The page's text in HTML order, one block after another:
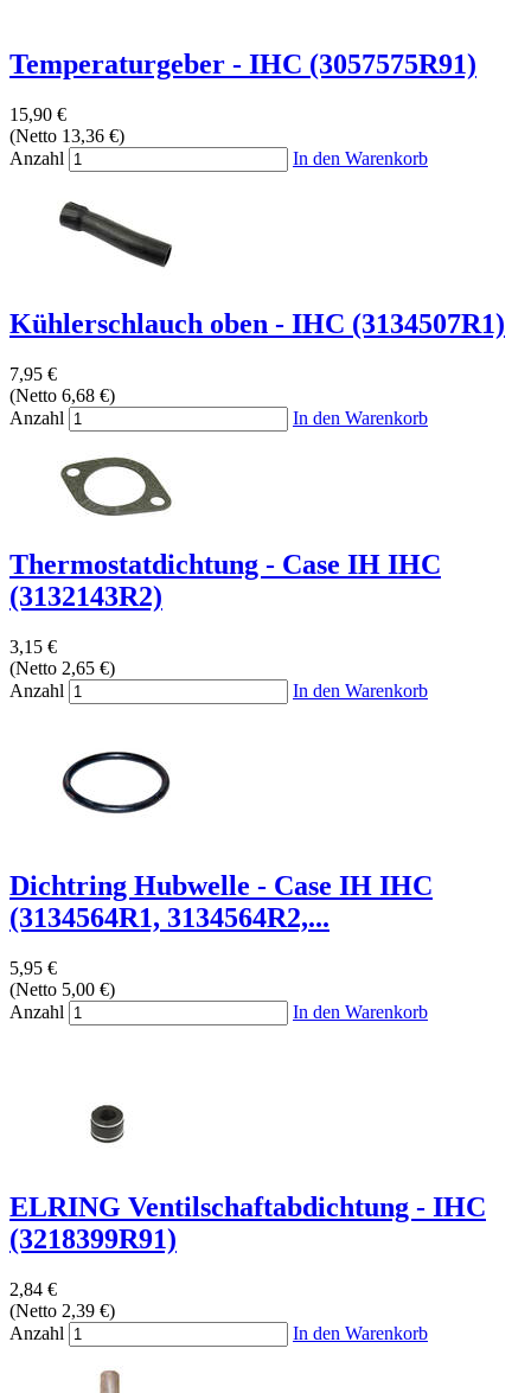
Temperaturgeber - IHC (3057575R91)
15,90 €
(Netto 13,36 €)
Anzahl
In den Warenkorb
Kühlerschlauch oben - IHC (3134507R1)
7,95 €
(Netto 6,68 €)
Anzahl
In den Warenkorb
Thermostatdichtung - Case IH IHC
(3132143R2)
3,15 €
(Netto 2,65 €)
Anzahl
In den Warenkorb
Dichtring Hubwelle - Case IH IHC
(3134564R1, 3134564R2,...
5,95 €
(Netto 5,00 €)
Anzahl
In den Warenkorb
ELRING Ventilschaftabdichtung - IHC
(3218399R91)
2,84 €
(Netto 2,39 €)
Anzahl
In den Warenkorb